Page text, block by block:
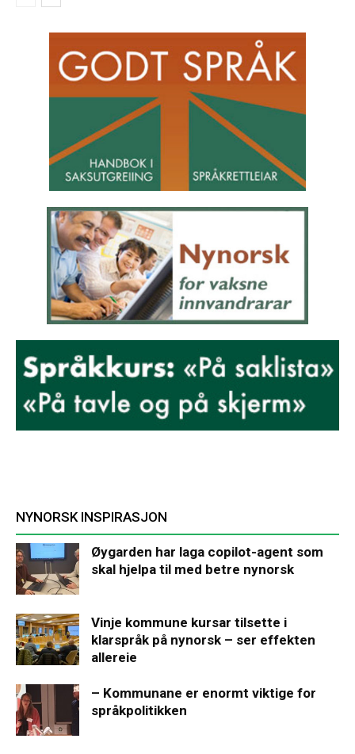
NYNORSK INSPIRASJON
Øygarden har laga copilot-agent som
skal hjelpa til med betre nynorsk
Vinje kommune kursar tilsette i
klarspråk på nynorsk – ser effekten
allereie
– Kommunane er enormt viktige for
språkpolitikken